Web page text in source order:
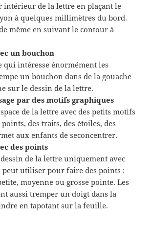
intérieur de la lettre en plaçant le
à quelques millimètres du bord.
même en suivant le contour à
un bouchon
qui intéresse énormément les
un bouchon dans de la gouache
sur le dessin de la lettre.
par des motifs graphiques
de la lettre avec des petits motifs
des traits, des étoiles, des
aux enfants de seconcentrer.
des points
de la lettre uniquement avec
peut utiliser pour faire des points :
moyenne ou grosse pointe. Les
aussi tremper un doigt dans la
en tapotant sur la feuille.